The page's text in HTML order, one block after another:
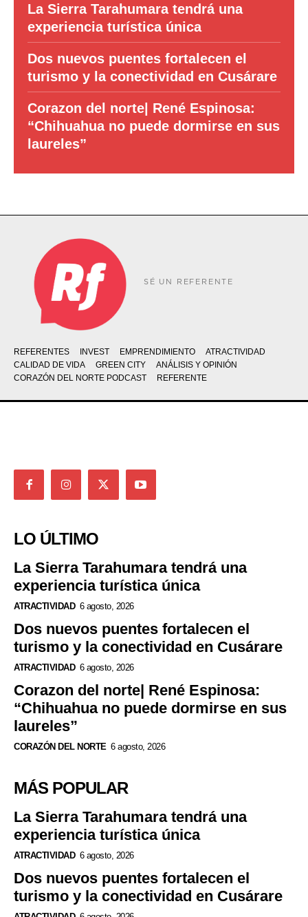
La Sierra Tarahumara tendrá una
experiencia turística única
Dos nuevos puentes fortalecen el
turismo y la conectividad en Cusárare
Corazon del norte| René Espinosa:
“Chihuahua no puede dormirse en sus
laureles”
SÉ UN REFERENTE
REFERENTES INVEST EMPRENDIMIENTO
ATRACTIVIDAD
CALIDAD DE VIDA
GREEN CITY
ANÁLISIS Y OPINIÓN
CORAZÓN DEL NORTE PODCAST
REFERENTE
LO ÚLTIMO
La Sierra Tarahumara tendrá una
experiencia turística única
ATRACTIVIDAD 6 agosto, 2026
Dos nuevos puentes fortalecen el
turismo y la conectividad en Cusárare
ATRACTIVIDAD 6 agosto, 2026
Corazon del norte| René Espinosa:
“Chihuahua no puede dormirse en sus
laureles”
CORAZÓN DEL NORTE 6 agosto, 2026
MÁS POPULAR
La Sierra Tarahumara tendrá una
experiencia turística única
ATRACTIVIDAD 6 agosto, 2026
Dos nuevos puentes fortalecen el
turismo y la conectividad en Cusárare